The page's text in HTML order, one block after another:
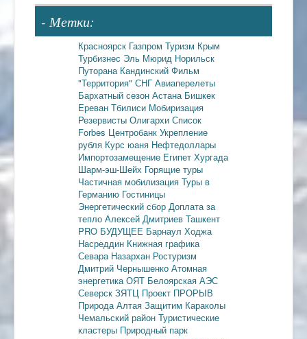
- Метки:
Красноярск Газпром Туризм Крым
Турбизнес Эль Мюрид Норильск
Путорана Кандинский Фильм
"Территория" СНГ Авиаперелеты
Бархатный сезон Астана Бишкек
Ереван Тбилиси Мобиризация
Резервисты Олигархи Список
Forbes Центробанк Укрепление
рубля Курс юаня Нефтедоллары
Импортозамещение Египет Хургада
Шарм-эш-Шейх Горящие туры
Частичная мобилизация Туры в
Германию Гостиницы
Энергетический сбор Доплата за
тепло Алексей Дмитриев Ташкент
PRO БУДУЩЕЕ Барнаул Ходжа
Насреддин Книжная графика
Севара Назархан Ростуризм
Дмитрий Чернышенко Атомная
энергетикаОЯТ Белоярская АЭС
Северск ЗЯТЦ Проект ПРОРЫВ
Природа Алтая Защитим Караколы
Чемальский район Туристические
кластеры Природный парк